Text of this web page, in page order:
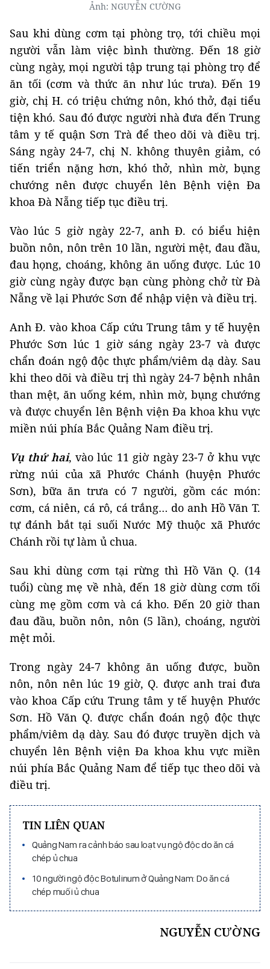
Ảnh: NGUYỄN CƯỜNG
Sau khi dùng cơm tại phòng trọ, tới chiều mọi
người vẫn làm việc bình thường. Đến 18 giờ
cùng ngày, mọi người tập trung tại phòng trọ để
ăn tối (cơm và thức ăn như lúc trưa). Đến 19
giờ, chị H. có triệu chứng nôn, khó thở, đại tiểu
tiện khó. Sau đó được người nhà đưa đến Trung
tâm y tế quận Sơn Trà để theo dõi và điều trị.
Sáng ngày 24-7, chị N. không thuyên giảm, có
tiến triển nặng hơn, khó thở, nhìn mờ, bụng
chướng nên được chuyển lên Bệnh viện Đa
khoa Đà Nẵng tiếp tục điều trị.
Vào lúc 5 giờ ngày 22-7, anh Đ. có biểu hiện
buồn nôn, nôn trên 10 lần, người mệt, đau đầu,
đau họng, choáng, không ăn uống được. Lúc 10
giờ cùng ngày được bạn cùng phòng chở từ Đà
Nẵng về lại Phước Sơn để nhập viện và điều trị.
Anh Đ. vào khoa Cấp cứu Trung tâm y tế huyện
Phước Sơn lúc 1 giờ sáng ngày 23-7 và được
chẩn đoán ngộ độc thực phẩm/viêm dạ dày. Sau
khi theo dõi và điều trị thì ngày 24-7 bệnh nhân
than mệt, ăn uống kém, nhìn mờ, bụng chướng
và được chuyển lên Bệnh viện Đa khoa khu vực
miền núi phía Bắc Quảng Nam điều trị.
Vụ thứ hai, vào lúc 11 giờ ngày 23-7 ở khu vực
rừng núi của xã Phước Chánh (huyện Phước
Sơn), bữa ăn trưa có 7 người, gồm các món:
cơm, cá niên, cá rô, cá trắng… do anh Hồ Văn T.
tự đánh bắt tại suối Nước Mỹ thuộc xã Phước
Chánh rồi tự làm ủ chua.
Sau khi dùng cơm tại rừng thì Hồ Văn Q. (14
tuổi) cùng mẹ về nhà, đến 18 giờ dùng cơm tối
cùng mẹ gồm cơm và cá kho. Đến 20 giờ than
đau đầu, buồn nôn, nôn (5 lần), choáng, người
mệt mỏi.
Trong ngày 24-7 không ăn uống được, buồn
nôn, nôn nên lúc 19 giờ, Q. được anh trai đưa
vào khoa Cấp cứu Trung tâm y tế huyện Phước
Sơn. Hồ Văn Q. được chẩn đoán ngộ độc thực
phẩm/viêm dạ dày. Sau đó được truyền dịch và
chuyển lên Bệnh viện Đa khoa khu vực miền
núi phía Bắc Quảng Nam để tiếp tục theo dõi và
điều trị.
TIN LIÊN QUAN
Quảng Nam ra cảnh báo sau loạt vụ ngộ độc do ăn cá
chép ủ chua
10 người ngộ độc Botulinum ở Quảng Nam: Do ăn cá
chép muối ủ chua
NGUYỄN CƯỜNG